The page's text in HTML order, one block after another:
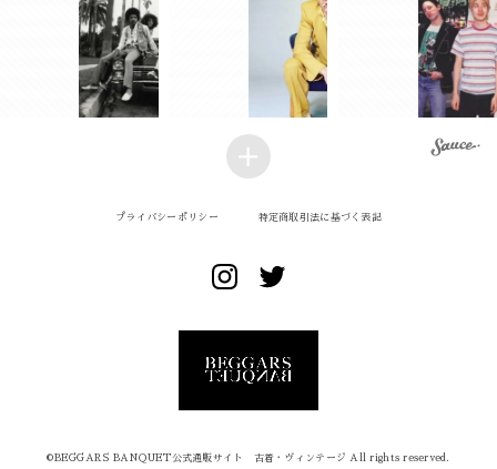
プライバシーポリシー 特定商取引法に基づく表記
©︎BEGGARS BANQUET公式通販サイト 古着・ヴィンテージ All rights reserved.